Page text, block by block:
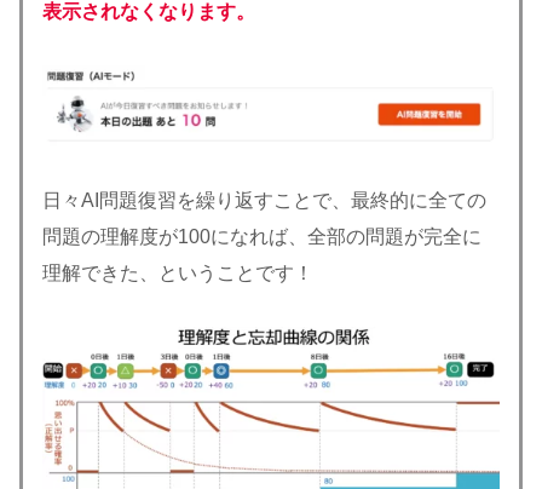
表示されなくなります。
日々AI問題復習を繰り返すことで、最終的に全ての
問題の理解度が100になれば、全部の問題が完全に
理解できた、ということです！